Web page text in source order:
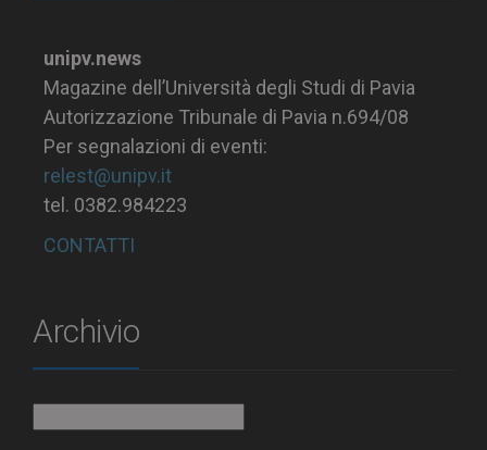
unipv.news
Magazine dell’Università degli Studi di Pavia
Autorizzazione Tribunale di Pavia n.694/08
Per segnalazioni di eventi:
relest@unipv.it
tel. 0382.984223
CONTATTI
Archivio